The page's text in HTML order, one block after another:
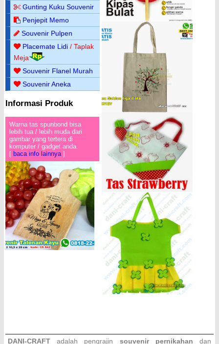
Gunting Kuku Souvenir
Penjepit Memo
Souvenir Pulpen
Placemate Lidi / Taplak
Meja
Souvenir Flanel Murah
Souvenir Aneka
Informasi Produk
Warna tas spunbond bisa
lebih tua / lebih muda dari
gambar yang tertera di
komputer / gadget anda.
[ baca info lainnya]
DANI-CRAFTadalah pengrajin souvenir pernikahandan